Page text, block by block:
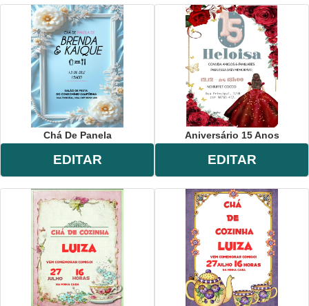
Chá De Panela
EDITAR
Aniversário 15 Anos
EDITAR